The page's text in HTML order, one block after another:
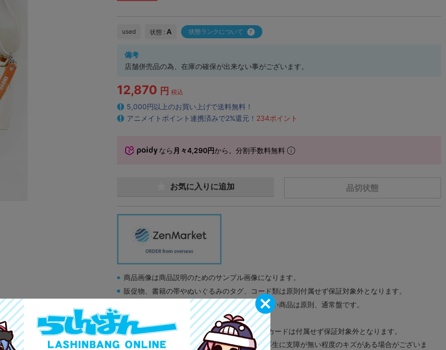
used 状態 : A 状態ランクについて
備考
店舗併売品の為、在庫の確保が出来ない事がございます。
12,870 円 税込
5,000円以上のお買い上げで送料無料！
アニメイトポイント連携済みで2%還元！ 234ポイント
なら 月々4,290円から。分割手数料無料
品切状態
お気に入りに追加
商品画像は商品説明のためのサンプル画像になります。
販促物、書籍の帯やぬいぐるみのタグ、コード類は原則付属せず保証対象外となります。
商品名や備考欄に特別な記載が無い限り取り扱い商品は原則、通常盤です。
「電池」は原則として保証対象外となります。
ゲーム機本体には、SDカードなどのメモリーカードは付属せず保証対象外となります。
ディスク類の読み取り面のキズに関しまして再生に支障が無い程度のキズがある場合がございま